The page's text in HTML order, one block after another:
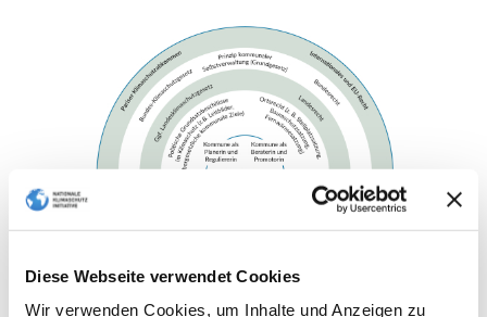
Diese Webseite verwendet Cookies
Wir verwenden Cookies, um Inhalte und Anzeigen zu